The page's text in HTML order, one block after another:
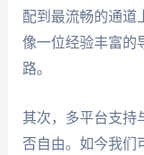
配到最流畅的通道
像一位经验丰富的
路。
其次，多平台支持
否自由。如今我们